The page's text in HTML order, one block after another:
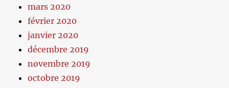
mars 2020
février 2020
janvier 2020
décembre 2019
novembre 2019
octobre 2019